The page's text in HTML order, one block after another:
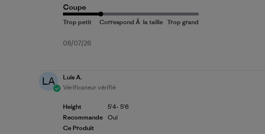
Coupe
Date
08/07/26
LA
Luis A.
Vérificateur vérifié
Height
Recommande
Ce Produit
5'4- 5'6
Oui